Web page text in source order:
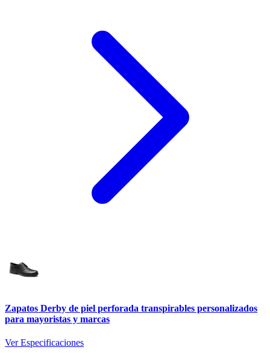
Zapatos Derby de piel perforada transpirables personalizados
para mayoristas y marcas
Ver Especificaciones